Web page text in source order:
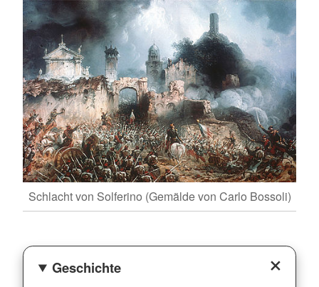
Schlacht von Solferino (Gemälde von Carlo Bossoli)
Geschichte